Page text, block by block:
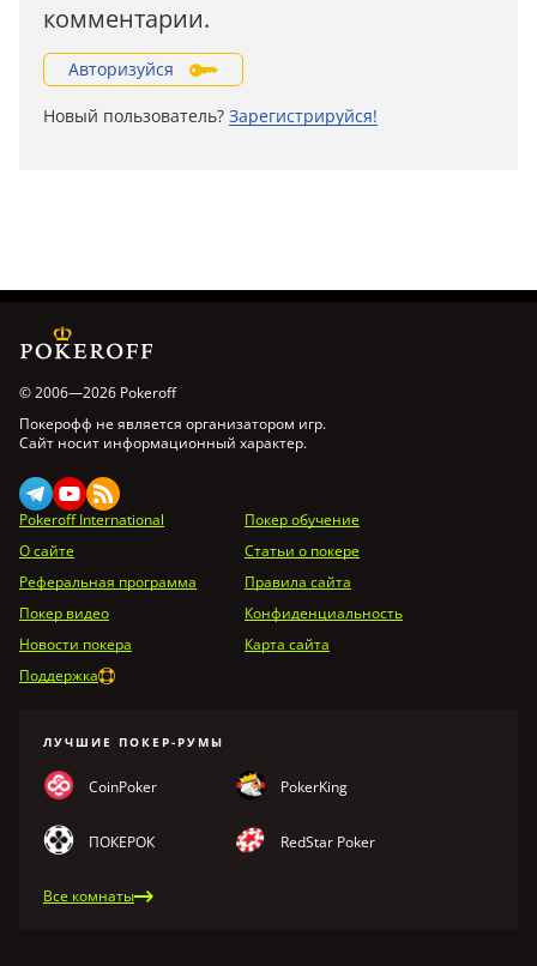
комментарии.
Авторизуйся
Новый пользователь? Зарегистрируйся!
© 2006—2026 Pokeroff
Покерофф не является организатором игр.
Сайт носит информационный характер.
Pokeroff International
Покер обучение
О сайте
Статьи о покере
Реферальная программа
Правила сайта
Покер видео
Конфиденциальность
Новости покера
Карта сайта
Поддержка
ЛУЧШИЕ ПОКЕР-РУМЫ
CoinPoker PokerKing
ПОКЕРОК RedStar Poker
Все комнаты